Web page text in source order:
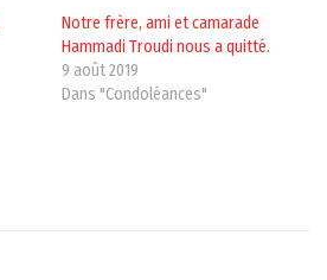
Notre frère, ami et camarade
Hammadi Troudi nous a quitté.
9 août 2019
Dans "Condoléances"